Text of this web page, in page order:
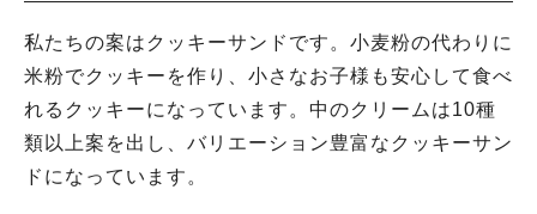
私たちの案はクッキーサンドです。小麦粉の代わりに
米粉でクッキーを作り、小さなお子様も安心して食べ
れるクッキーになっています。中のクリームは10種
類以上案を出し、バリエーション豊富なクッキーサン
ドになっています。